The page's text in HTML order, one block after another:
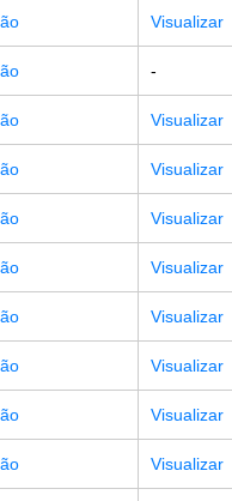
Visualizar
-
Visualizar
Visualizar
Visualizar
Visualizar
Visualizar
Visualizar
Visualizar
Visualizar